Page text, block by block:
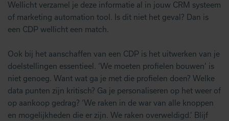
Wellicht verzamel je deze informatie al in jouw CRM systeem
of marketing automation tool. Is dit niet het geval? Dan is
een CDP wellicht een match.
Ook bij het aanschaffen van een CDP is het uitwerken van je
doelstellingen essentieel. ‘We moeten profielen bouwen’ is
niet genoeg. Want wat ga je met die profielen doen? Welke
data punten zijn kritisch? Ga je personaliseren op het weer of
op aankoop gedrag? ‘We raken in de war van alle knoppen
en mogelijkheden die er zijn. We raken overweldigd.’ Blijf